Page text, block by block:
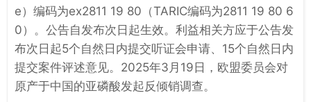
e）编码为ex2811 19 80（TARIC编码为2811 19 80 6
0）。公告自发布次日起生效。利益相关方应于公告发
布次日起5个自然日内提交听证会申请、15个自然日内
提交案件评述意见。2025年3月19日，欧盟委员会对
原产于中国的亚磷酸发起反倾销调查。